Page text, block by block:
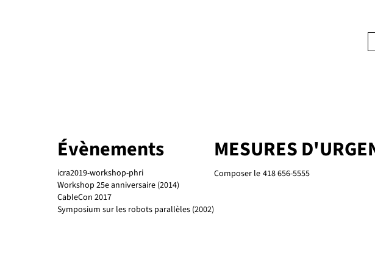
Évènements
icra2019-workshop-phri
Workshop 25e anniversaire (2014)
CableCon 2017
Symposium sur les robots parallèles (2002)
MESURES
Composer le 418 656-5555